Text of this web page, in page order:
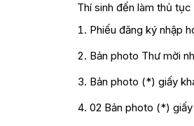
Thí sinh đến làm thủ
Phiếu đăng ký nhập
Bản photo Thư mời
Bản photo (*) giấy
02 Bản photo (*)